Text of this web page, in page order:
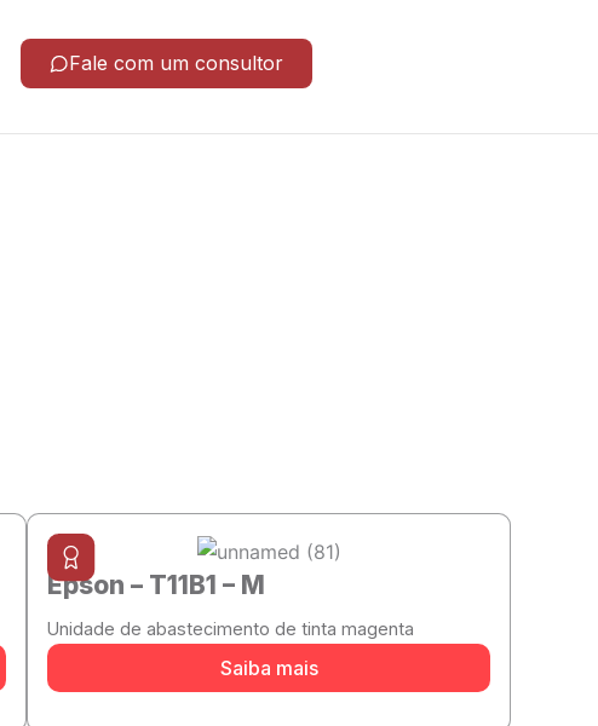
Fale com um consultor
Epson – T11B1 – M
Unidade de abastecimento de tinta magenta
Saiba mais